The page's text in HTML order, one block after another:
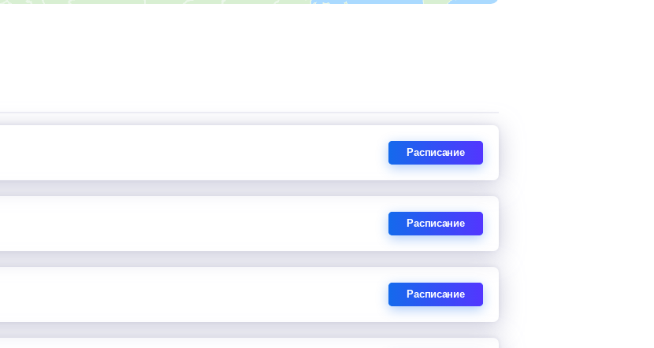
Расписание
Расписание
Расписание